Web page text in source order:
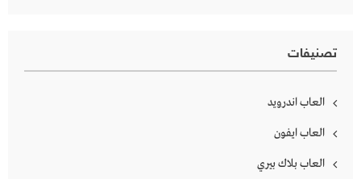
تصنيفات
العاب اندرويد
العاب ايفون
العاب بلاك بيري